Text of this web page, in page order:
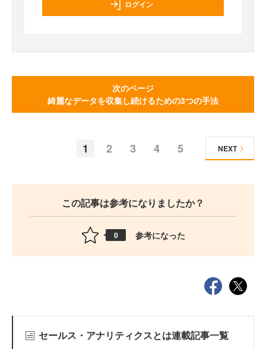
ログイン
次のページ
綺麗なデータを収集し続けるための3つの手法
1 2 3 4 5 NEXT
この記事は参考になりましたか？
0 参考になった
セールス・アナリティクスとは連載記事一覧